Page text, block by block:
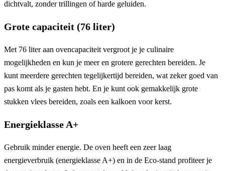
dichtvalt, zonder trillingen of harde geluiden.
Grote capaciteit (76 liter)
Met 76 liter aan ovencapaciteit vergroot je je culinaire
mogelijkheden en kun je meer en grotere gerechten bereiden. Je
kunt meerdere gerechten tegelijkertijd bereiden, wat zeker goed van
pas komt als je gasten hebt. En je kunt ook gemakkelijk grote
stukken vlees bereiden, zoals een kalkoen voor kerst.
Energieklasse A+
Gebruik minder energie. De oven heeft een zeer laag
energieverbruik (energieklasse A+) en in de Eco-stand profiteer je